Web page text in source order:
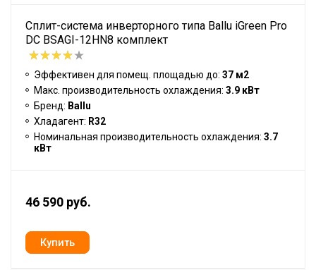
Сплит-система инверторного типа Ballu iGreen Pro
DC BSAGI-12HN8 комплект
Эффективен для помещ. площадью до: 37 м2
Макс. производительность охлаждения: 3.9 кВт
Бренд: Ballu
Хладагент: R32
Номинальная производительность охлаждения: 3.7
кВт
46 590 руб.